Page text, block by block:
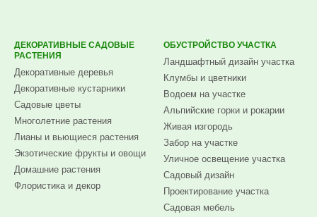
ДЕКОРАТИВНЫЕ САДОВЫЕ
РАСТЕНИЯ
Декоративные деревья
Декоративные кустарники
Садовые цветы
Многолетние растения
Лианы и вьющиеся растения
Экзотические фрукты и овощи
Домашние растения
Флористика и декор
ОБУСТРОЙСТВО УЧАСТКА
Ландшафтный дизайн участка
Клумбы и цветники
Водоем на участке
Альпийские горки и рокарии
Живая изгородь
Забор на участке
Уличное освещение участка
Садовый дизайн
Проектирование участка
Садовая мебель